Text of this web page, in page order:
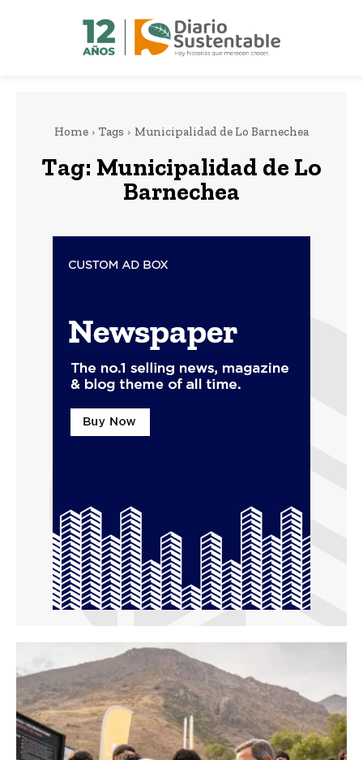
Home Tags Municipalidad de Lo Barnechea
Tag: Municipalidad de Lo
Barnechea